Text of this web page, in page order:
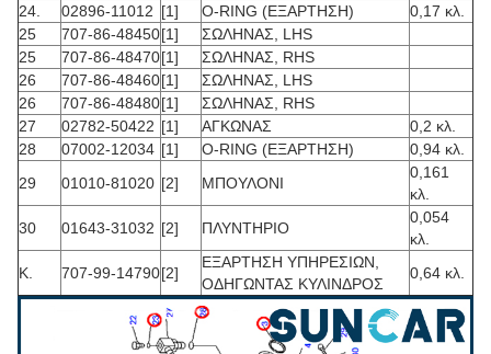
24.
02896-11012 [1] O-RING (ΕΞΑΡΤΗΣΗ)
0,17 κλ.
25
707-86-48450[1]
ΣΩΛΗΝΑΣ, LHS
25
707-86-48470[1]
ΣΩΛΗΝΑΣ, RHS
26
707-86-48460[1]
ΣΩΛΗΝΑΣ, LHS
26
707-86-48480[1]
ΣΩΛΗΝΑΣ, RHS
27
02782-50422 [1] ΑΓΚΩΝΑΣ
0,2 κλ.
28
07002-12034 [1] O-RING (ΕΞΑΡΤΗΣΗ)
0,94 κλ.
29
01010-81020 [2] ΜΠΟΥΛΟΝΙ
0,161
κλ.
30
01643-31032 [2] ΠΛΥΝΤΗΡΙΟ
0,054
κλ.
Κ.
707-99-14790[2]
ΕΞΑΡΤΗΣΗ ΥΠΗΡΕΣΙΩΝ,
ΟΔΗΓΩΝΤΑΣ ΚΥΛΙΝΔΡΟΣ
0,64 κλ.